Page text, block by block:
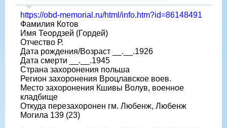
https://obd-memorial.ru/html/info.htm?id=86148491
Фамилия Котов
Имя Теордзей (Гордей)
Отчество Р.
Дата рождения/Возраст __.__.1926
Дата смерти __.__.1945
Страна захоронения польша
Регион захоронения Вроцлавское воев.
Место захоронения Кшивы Волув, военное
кладбище
Откуда перезахоронен гм. Любенж, Любенж
Могила 139 (23)